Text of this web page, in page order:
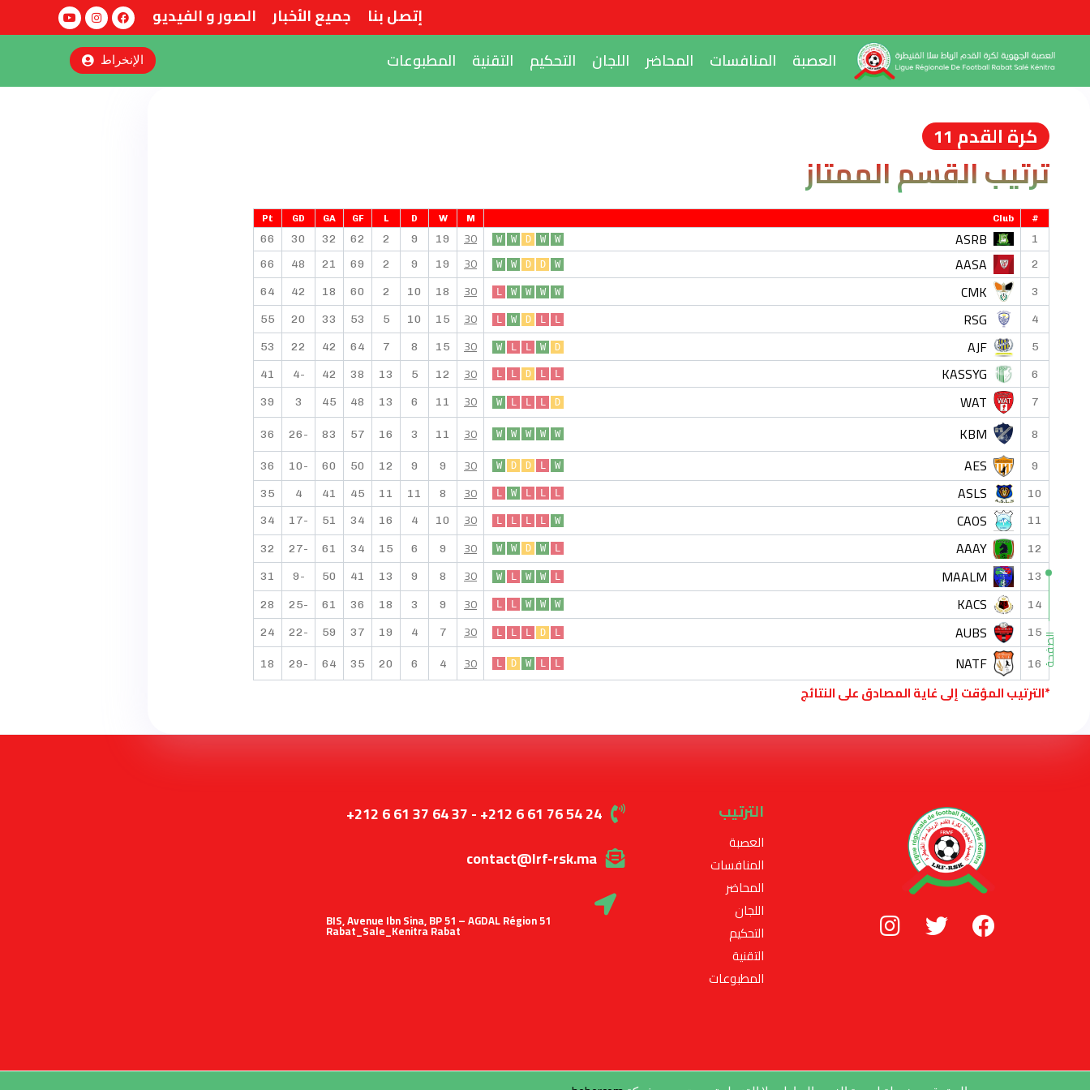
إتصل بنا جميع الأخبار
الصور و الفيديو
العصبة
المنافسات المحاضر اللجان التحكيم التقنية المطبوعات الإنخراط
الصفحة
كرة القدم 11
ترتيب القسم الممتاز
#
Club
M
W
D
L
GF
GA
GD
Pt
1
ASRB
W
W
D
W
W
30
19
9
2
62
32
30
66
2
AASA
W
D
D
W
W
30
19
9
2
69
21
48
66
3
CMK
W
W
W
W
L
30
18
10
2
60
18
42
64
4
RSG
L
L
D
W
L
30
15
10
5
53
33
20
55
5
AJF
D
W
L
L
W
30
15
8
7
64
42
22
53
6
KASSYG
L
L
D
L
L
30
12
5
13
38
42
-4
41
7
WAT
D
L
L
L
W
30
11
6
13
48
45
3
39
8
KBM
W
W
W
W
W
30
11
3
16
57
83
-26
36
9
AES
W
L
D
D
W
30
9
9
12
50
60
-10
36
10
ASLS
L
L
L
W
L
30
8
11
11
45
41
4
35
11
CAOS
W
L
L
L
L
30
10
4
16
34
51
-17
34
12
AAAY
L
W
D
W
W
30
9
6
15
34
61
-27
32
13
MAALM
L
W
W
L
W
30
8
9
13
41
50
-9
31
14
KACS
W
W
W
L
L
30
9
3
18
36
61
-25
28
15
AUBS
L
D
L
L
L
30
7
4
19
37
59
-22
24
16
NATF
L
L
W
D
L
30
4
6
20
35
64
-29
18
*الترتيب المؤقت إلى غاية المصادق على النتائج
الترتيب
العصبة
المنافسات
المحاضر
اللجان
التحكيم
التقنية
المطبوعات
+212 6 61 37 64 37 - +212 6 61 76 54 24
contact@lrf-rsk.ma
51 BIS, Avenue Ibn Sina, BP 51 – AGDAL Région
Rabat_Sale_Kenitra Rabat